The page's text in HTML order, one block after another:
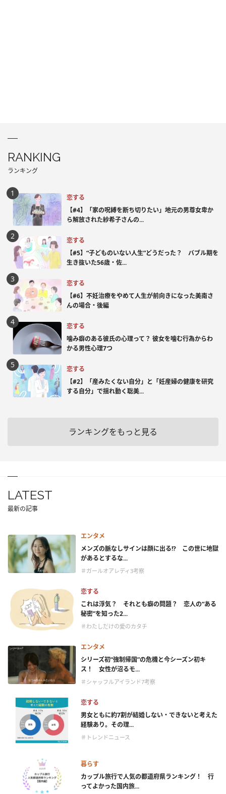
RANKING
ランキング
恋する
【#4】「家の呪縛を断ち切りたい」地元の男尊女卑か
ら解放された紗希子さんの...
恋する
【#5】“子どものいない人生”どうだった？ バブル期を
生き抜いた56歳・佐...
恋する
【#6】不妊治療をやめて人生が前向きになった美南さ
んの場合・後編
恋する
噛み癖のある彼氏の心理って？ 彼女を噛む行為からわ
かる男性心理7つ
恋する
【#2】「産みたくない自分」と「妊産婦の健康を研究
する自分」で揺れ動く聡美...
ランキングをもっと見る
LATEST
最新の記事
エンタメ
メンズの脈なしサインは顔に出る!? この世に地獄
があるとするな...
＃ガールオアレディ3考察
恋する
これは浮気？ それとも癖の問題？ 恋人の“ある
秘密”を知った2...
＃わたしだけの愛のカタチ
エンタメ
シリーズ初“強制帰国”の危機と今シーズン初キ
ス！ 女性が沼るモ...
＃シャッフルアイランド7考察
恋する
男女ともに約7割が結婚しない・できないと考えた
経験あり。その理...
＃トレンドニュース
暮らす
カップル旅行で人気の都道府県ランキング！ 行
ってよかった国内旅...